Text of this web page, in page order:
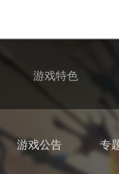
游戏特色
游戏公告 专